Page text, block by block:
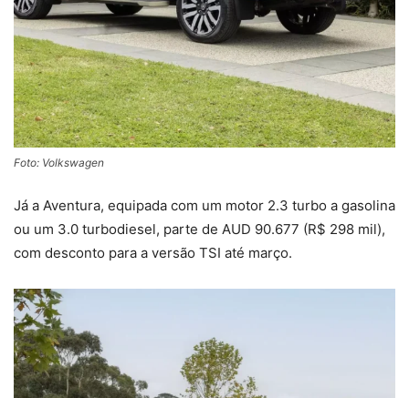
Foto: Volkswagen
Já a Aventura, equipada com um motor 2.3 turbo a gasolina
ou um 3.0 turbodiesel, parte de AUD 90.677 (R$ 298 mil),
com desconto para a versão TSI até março.